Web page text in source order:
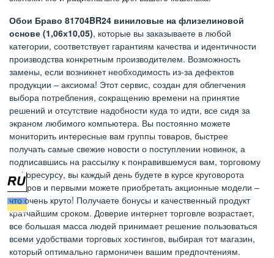
Обои Браво 81704BR24 виниловые на флизелиновой
основе (1,06х10,05), которые вы заказываете в любой
категории, соответствует гарантиям качества и идентичности
производства конкретным производителем. Возможность
замены, если возникнет необходимость из-за дефектов
продукции – аксиома! Этот сервис, создан для облегчения
выбора потребления, сокращению времени на принятие
решений и отсутствие надобности куда то идти, все сидя за
экраном любимого компьютера. Вы постоянно можете
мониторить интересные вам группы товаров, быстрее
получать самые свежие новости о поступлении новинок, а
подписавшись на рассылку к понравившемуся вам, торговому
инфоресурсу, вы каждый день будете в курсе круговорота
товаров и первыми можете приобретать акционные модели –
что очень круто! Получаете бонусы и качественный продукт
кратчайшим сроком. Доверие интернет торговле возрастает,
все большая масса людей принимает решение пользоваться
всеми удобствами торговых хостингов, выбирая тот магазин,
который оптимально гармоничен вашим предпочтениям.